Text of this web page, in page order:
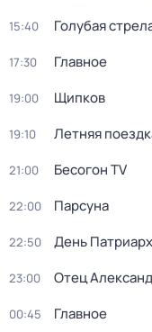
15:40 Голубая
17:30 Главное
19:00 Щипков
19:10 Летняя
21:00 Бесогон TV
22:00 Парсуна
22:50 День
23:00 Отец
00:45 Главное